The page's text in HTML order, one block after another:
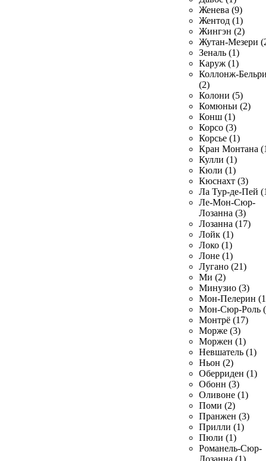
Женева (9)
Жентод (1)
Жингэн (2)
Жутан-Мезери
Зеналь (1)
Каруж (1)
Коллонж-
(2)
Колони (5)
Комюньи (2)
Конш (1)
Корсо (3)
Корсье (1)
Кран Монтана
Кулли (1)
Кюли (1)
Кюснахт (3)
Ла Тур-де-Пей
Ле-Мон-Сюр-
Лозанна (3)
Лозанна (17)
Лойк (1)
Локо (1)
Лоне (1)
Лугано (21)
Ми (2)
Минузио (3)
Мон-Пелерин
Мон-Сюр-Роль
Монтрё (17)
Морже (3)
Моржен (1)
Невшатель (1)
Ньон (2)
Оберриден (1)
Обонн (3)
Оливоне (1)
Поми (2)
Пранжен (3)
Прилли (1)
Пюли (1)
Романель-Сюр-
Лозанна (1)